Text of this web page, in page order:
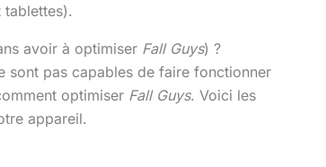
tablettes).
avoir à optimiser Fall Guys) ?
sont pas capables de faire fonctionner
optimiser Fall Guys. Voici les
appareil.